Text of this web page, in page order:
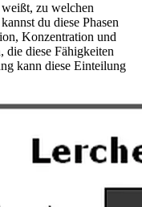
zu welchen
du diese Phasen
Konzentration und
die diese Fähigkeiten
kann diese Einteilung